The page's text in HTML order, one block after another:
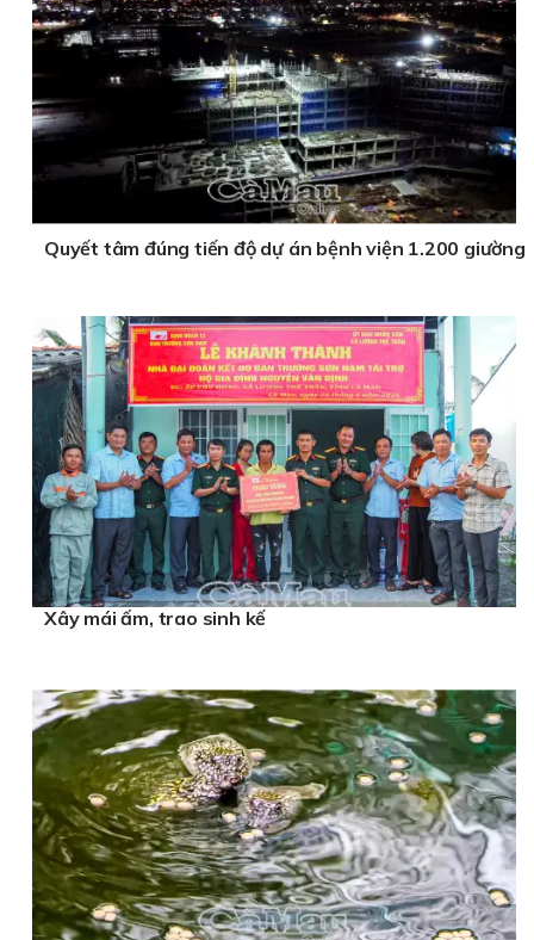
Quyết tâm đúng tiến độ dự án bệnh viện 1.200 giường
Xây mái ấm, trao sinh kế